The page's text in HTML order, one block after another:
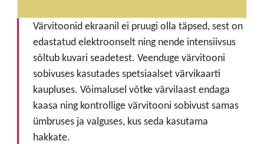
Värvitoonid ekraanil ei pruugi olla täpsed, sest on
edastatud elektroonselt ning nende intensiivsus
sõltub kuvari seadetest. Veenduge värvitooni
sobivuses kasutades spetsiaalset värvikaarti
kaupluses. Võimalusel võtke värvilaast endaga
kaasa ning kontrollige värvitooni sobivust samas
ümbruses ja valguses, kus seda kasutama
hakkate.